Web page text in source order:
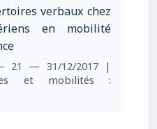
verbaux chez
en mobilité
21 — 31/12/2017 |
et mobilités :